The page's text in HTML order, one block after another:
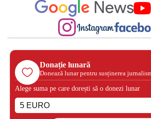
Donație lunară
Donează lunar pentru susținerea
Alege suma pe care dorești să o donezi lunar